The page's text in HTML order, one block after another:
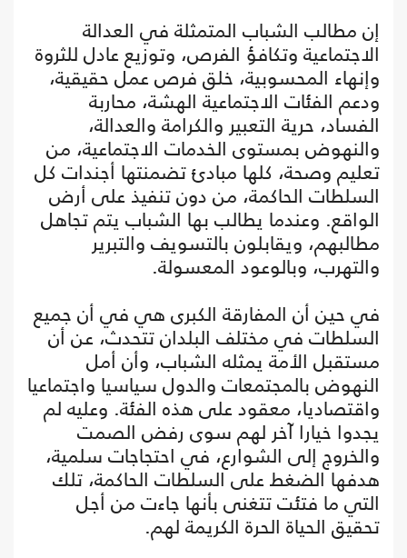
إن مطالب الشباب المتمثلة في العدالة
الاجتماعية وتكافؤ الفرص، وتوزيع عادل للثروة
وإنهاء المحسوبية، خلق فرص عمل حقيقية،
ودعم الفئات الاجتماعية الهشة، محاربة
الفساد، حرية التعبير والكرامة والعدالة،
والنهوض بمستوى الخدمات الاجتماعية، من
تعليم وصحة، كلها مبادئ تضمنتها أجندات كل
السلطات الحاكمة، من دون تنفيذ على أرض
الواقع. وعندما يطالب بها الشباب يتم تجاهل
مطالبهم، ويقابلون بالتسويف والتبرير
والتهرب، وبالوعود المعسولة.
في حين أن المفارقة الكبرى هي في أن جميع
السلطات في مختلف البلدان تتحدث، عن أن
مستقبل الأمة يمثله الشباب، وأن أمل
النهوض بالمجتمعات والدول سياسيا واجتماعيا
واقتصاديا، معقود على هذه الفئة. وعليه لم
يجدوا خيارا آخر لهم سوى رفض الصمت
والخروج إلى الشوارع، في احتجاجات سلمية،
هدفها الضغط على السلطات الحاكمة، تلك
التي ما فتئت تتغنى بأنها جاءت من أجل
تحقيق الحياة الحرة الكريمة لهم.